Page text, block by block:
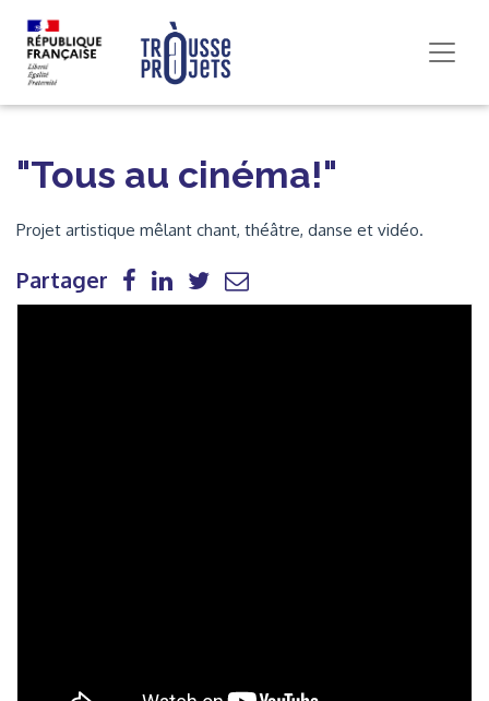
"Tous au cinéma!"
Projet artistique mêlant chant, théâtre, danse et vidéo.
Partager